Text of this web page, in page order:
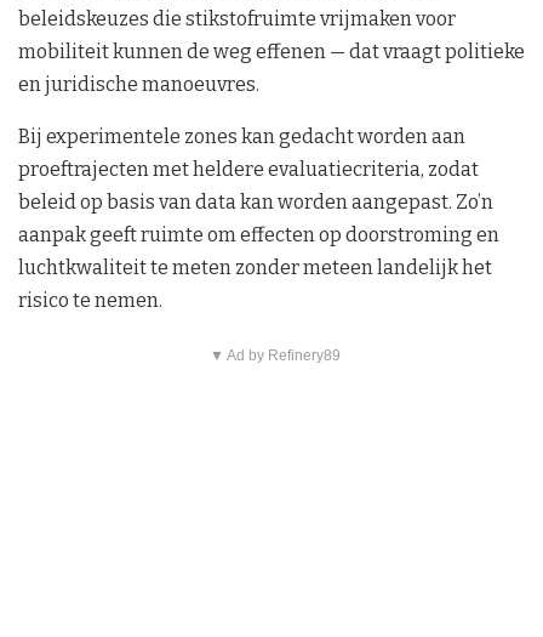
beleidskeuzes die stikstofruimte vrijmaken voor
mobiliteit kunnen de weg effenen — dat vraagt politieke
en juridische manoeuvres.
Bij experimentele zones kan gedacht worden aan
proeftrajecten met heldere evaluatiecriteria, zodat
beleid op basis van data kan worden aangepast. Zo’n
aanpak geeft ruimte om effecten op doorstroming en
luchtkwaliteit te meten zonder meteen landelijk het
risico te nemen.
▼ Ad by Refinery89